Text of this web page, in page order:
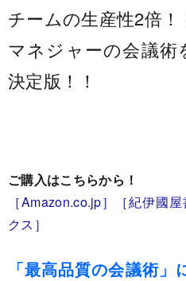
チームの生産性2倍！
マネジャーの会議術
決定版！！
ご購入はこちらから！
［Amazon.co.jp］
［紀伊國
クス］
「最高品質の会議術